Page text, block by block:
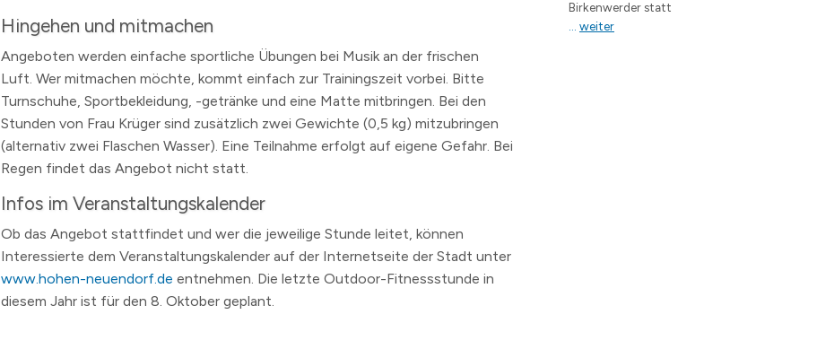
Hingehen und mitmachen
Angeboten werden einfache sportliche Übungen bei Musik an der frischen
Luft. Wer mitmachen möchte, kommt einfach zur Trainingszeit vorbei. Bitte
Turnschuhe, Sportbekleidung, -getränke und eine Matte mitbringen. Bei den
Stunden von Frau Krüger sind zusätzlich zwei Gewichte (0,5 kg) mitzubringen
(alternativ zwei Flaschen Wasser). Eine Teilnahme erfolgt auf eigene Gefahr. Bei
Regen findet das Angebot nicht statt.
Infos im Veranstaltungskalender
Ob das Angebot stattfindet und wer die jeweilige Stunde leitet, können
Interessierte dem Veranstaltungskalender auf der Internetseite der Stadt unter
www.hohen-neuendorf.de entnehmen. Die letzte Outdoor-Fitnessstunde in
diesem Jahr ist für den 8. Oktober geplant.
Birkenwerder statt
weiter